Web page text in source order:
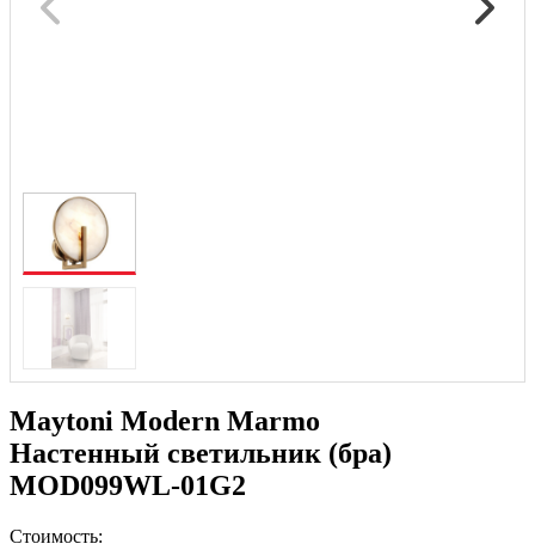
Maytoni Modern Marmo
Настенный светильник (бра)
MOD099WL-01G2
Стоимость: